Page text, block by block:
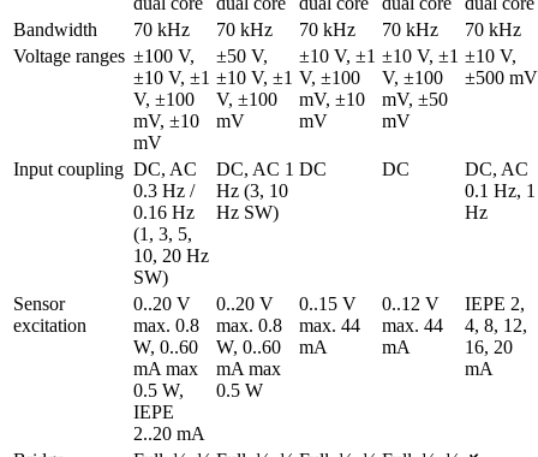
Bandwidth
70 kHz 70 kHz 70 kHz 70 kHz
70 kHz
Voltage ranges ±100 V,
±10 V, ±1
V, ±100
mV, ±10
mV
±50 V,
±10 V, ±1
V, ±100
mV
±10 V, ±1
V, ±100
mV, ±10
mV
±10 V, ±1
V, ±100
mV, ±50
mV
±10 V,
±500 mV
Input coupling DC, AC
0.3 Hz /
0.16 Hz
(1, 3, 5,
10, 20 Hz
SW)
DC, AC 1
Hz (3, 10
Hz SW)
DC DC
DC, AC
0.1 Hz, 1
Hz
Sensor
excitation
0..20 V
max. 0.8
W, 0..60
mA max
0.5 W,
IEPE
2..20 mA
0..20 V
max. 0.8
W, 0..60
mA max
0.5 W
0..15 V
max. 44
mA
0..12 V
max. 44
mA
IEPE 2,
4, 8, 12,
16, 20
mA